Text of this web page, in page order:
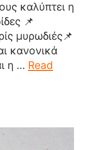
καλύπτει η
📌
μυρωδιές📌
κανονικά
η … Read